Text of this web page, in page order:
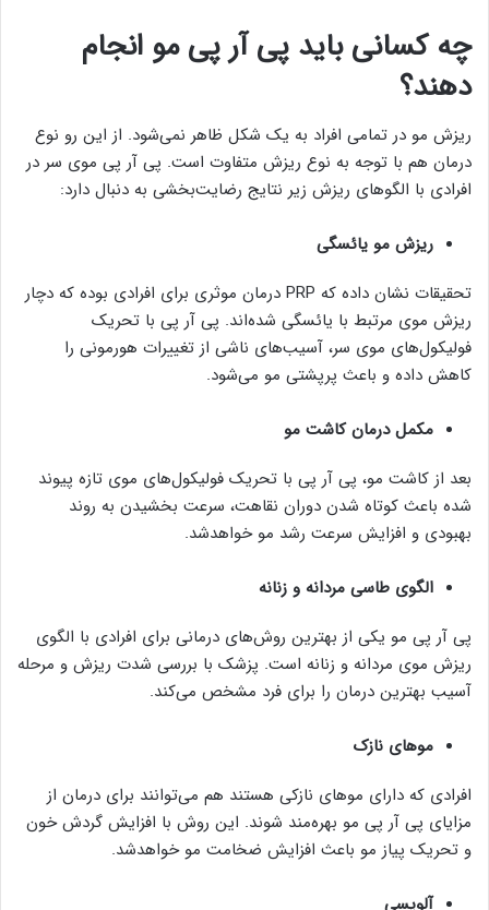
چه کسانی باید پی آر پی مو انجام
دهند؟
ریزش مو در تمامی افراد به یک شکل ظاهر نمی‌شود. از این رو نوع
درمان هم با توجه به نوع ریزش متفاوت است. پی آر پی موی سر در
افرادی با الگوهای ریزش زیر نتایج رضایت‌بخشی به دنبال دارد:
ریزش مو یائسگی
تحقیقات نشان داده که PRP درمان موثری برای افرادی بوده که دچار
ریزش موی مرتبط با یائسگی شده‌اند. پی آر پی با تحریک
فولیکول‌های موی سر، آسیب‌های ناشی از تغییرات هورمونی را
کاهش داده و باعث پرپشتی مو می‌شود.
مکمل درمان کاشت مو
بعد از کاشت مو، پی آر پی با تحریک فولیکول‌های موی تازه پیوند
شده باعث کوتاه شدن دوران نقاهت، سرعت بخشیدن به روند
بهبودی و افزایش سرعت رشد مو خواهدشد.
الگوی طاسی مردانه و زنانه
پی آر پی مو یکی از بهترین روش‌های درمانی برای افرادی با الگوی
ریزش موی مردانه و زنانه است. پزشک با بررسی شدت ریزش و مرحله
آسیب بهترین درمان را برای فرد مشخص می‌کند.
موهای نازک
افرادی که دارای موهای نازکی هستند هم می‌توانند برای درمان از
مزایای پی آر پی مو بهره‌مند شوند. این روش با افزایش گردش خون
و تحریک پیاز مو باعث افزایش ضخامت مو خواهدشد.
آلوپسی